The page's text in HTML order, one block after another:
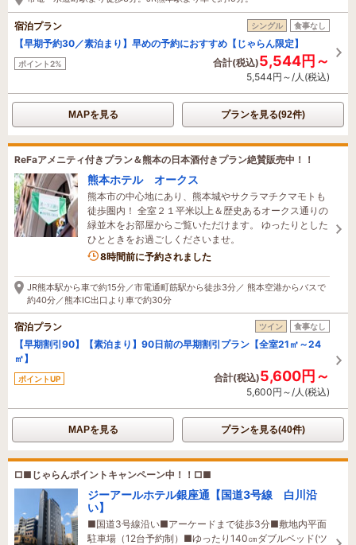
宿泊プラン シングル 食事なし
【早期予約30／素泊まり】早めの予約におすすめ【じゃらん限定】
ポイント2% 合計(税込)5,544円～
5,544円～/人(税込)
MAPを見る プランを見る(92件)
ReFaアメニティ付きプラン＆熊本の日本酒付きプラン絶賛販売中！！
熊本ホテル オークス
熊本市の中心地にあり、熊本城やサクラマチクマモトも
徒歩圏内！ 全室２１平米以上＆歴史あるオークス通りの
緑並木をお部屋からご覧いただけます。 ゆったりとした
ひとときをお過ごしくださいませ。
8時間前に予約されました
JR熊本駅から車で約15分／市電通町筋駅から徒歩3分／ 熊本空港からバスで
約40分／熊本IC出口より車で約30分
宿泊プラン ツイン 食事なし
【早期割引90】【素泊まり】90日前の早期割引プラン【全室21㎡～24
㎡】
ポイントUP 合計(税込)5,600円～
5,600円～/人(税込)
MAPを見る プランを見る(40件)
□■じゃらんポイントキャンペーン中！！□■
ジーアールホテル銀座通【国道3号線 白川沿
い】
■国道3号線沿い■アーケードまで徒歩3分■敷地内平面
駐車場（12台予約制）■ゆったり140㎝ダブルベッド(ツ